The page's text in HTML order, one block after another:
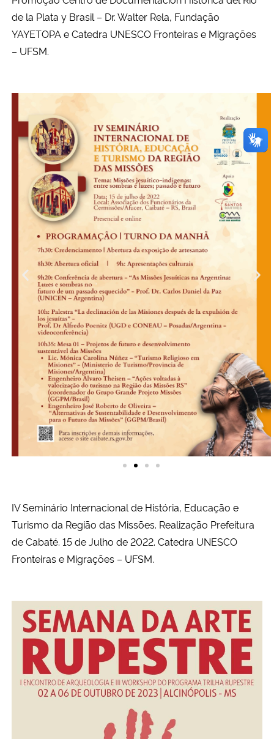
de la Plata y Brasil – Dr. Walter Rela, Fundação
YAYETOPA e Catedra UNESCO Fronteiras e Migrações
– UFSM.
IV Seminário Internacional de História, Educação e
Turismo da Região das Missões. Realização Prefeitura
de Cabaté. 15 de Julho de 2022. Catedra UNESCO
Fronteiras e Migrações – UFSM.